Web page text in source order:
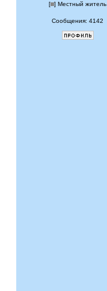
[ ] Местный житель
Сообщения: 4142